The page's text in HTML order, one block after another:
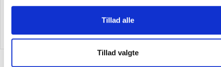
Tillad alle
Tillad valgte
Læg i kurv
28,25/ Stk
Læg i kurv